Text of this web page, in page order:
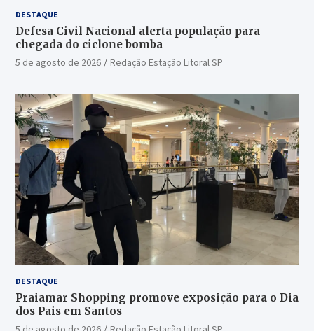
DESTAQUE
Defesa Civil Nacional alerta população para
chegada do ciclone bomba
5 de agosto de 2026 Redação Estação Litoral SP
DESTAQUE
Praiamar Shopping promove exposição para o Dia
dos Pais em Santos